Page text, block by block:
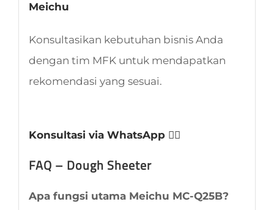
Meichu
Konsultasikan kebutuhan bisnis Anda
dengan tim MFK untuk mendapatkan
rekomendasi yang sesuai.
Konsultasi via WhatsApp 👈🏻
FAQ – Dough Sheeter
Apa fungsi utama Meichu MC-Q25B?